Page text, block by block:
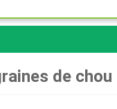
de chou